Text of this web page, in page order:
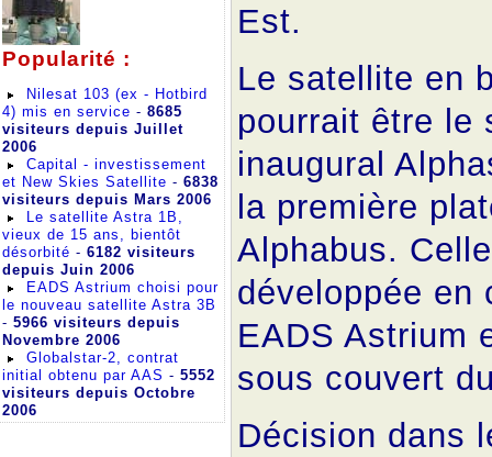
Popularité :
Nilesat 103 (ex - Hotbird
4) mis en service - 8685
visiteurs depuis Juillet
2006
Capital - investissement
et New Skies Satellite - 6838
visiteurs depuis Mars 2006
Le satellite Astra 1B,
vieux de 15 ans, bientôt
désorbité - 6182 visiteurs
depuis Juin 2006
EADS Astrium choisi pour
le nouveau satellite Astra 3B
- 5966 visiteurs depuis
Novembre 2006
Globalstar-2, contrat
initial obtenu par AAS - 5552
visiteurs depuis Octobre
2006
Est.
Le satellite en
pourrait être le
inaugural
la première
Alphabus.
développée en
EADS Astrium
sous couvert
Décision dans